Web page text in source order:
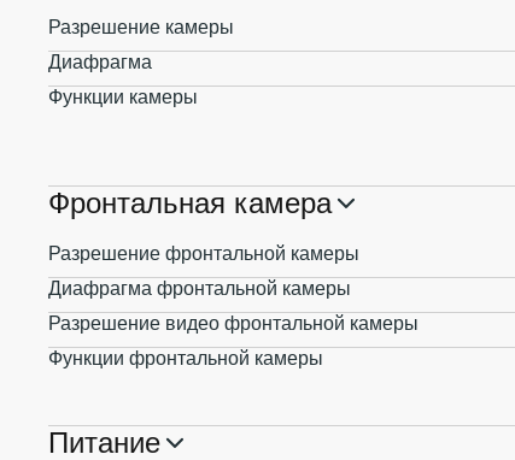
Разрешение камеры
Диафрагма
Функции камеры
Фронтальная камера
Разрешение фронтальной камеры
Диафрагма фронтальной камеры
Разрешение видео фронтальной камеры
Функции фронтальной камеры
Питание